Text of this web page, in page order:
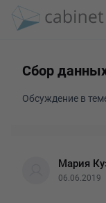
Сбор
Обсуждение в
Мария
06.06.2019